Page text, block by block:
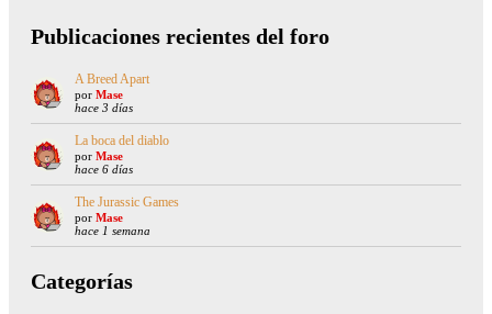
Publicaciones recientes del foro
A Breed Apart
por Mase
hace 3 días
La boca del diablo
por Mase
hace 6 días
The Jurassic Games
por Mase
hace 1 semana
Categorías